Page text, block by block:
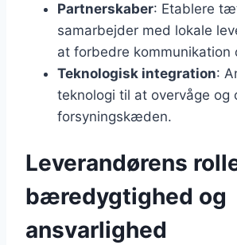
Partnerskaber: Etablere
samarbejder med lokale
at forbedre kommunikation
Teknologisk integration:
teknologi til at overvåge og
forsyningskæden.
Leverandørens
bæredygtighed og
ansvarlighed